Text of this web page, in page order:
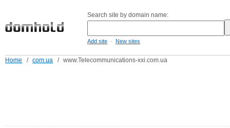
Search site by domain name:
Add site - New sites
Home / com.ua / www.Telecommunications-xxi.com.ua